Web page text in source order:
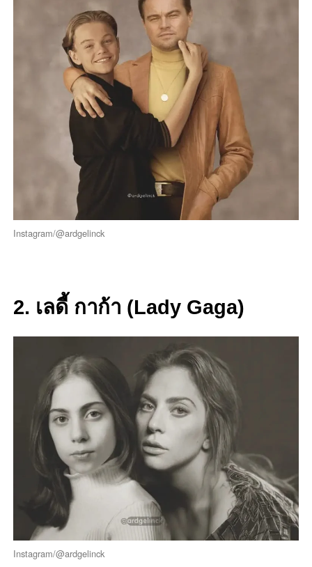
Instagram/@ardgelinck
2. เลดี้ กาก้า (Lady Gaga)
Instagram/@ardgelinck